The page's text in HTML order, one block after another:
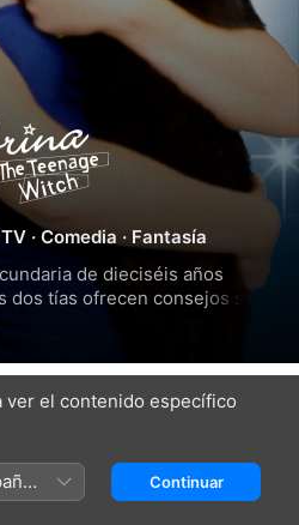
· Comedia · Fantasía
de dieciséis años
tías ofrecen consejos sobre
ver el contenido específico
Continuar